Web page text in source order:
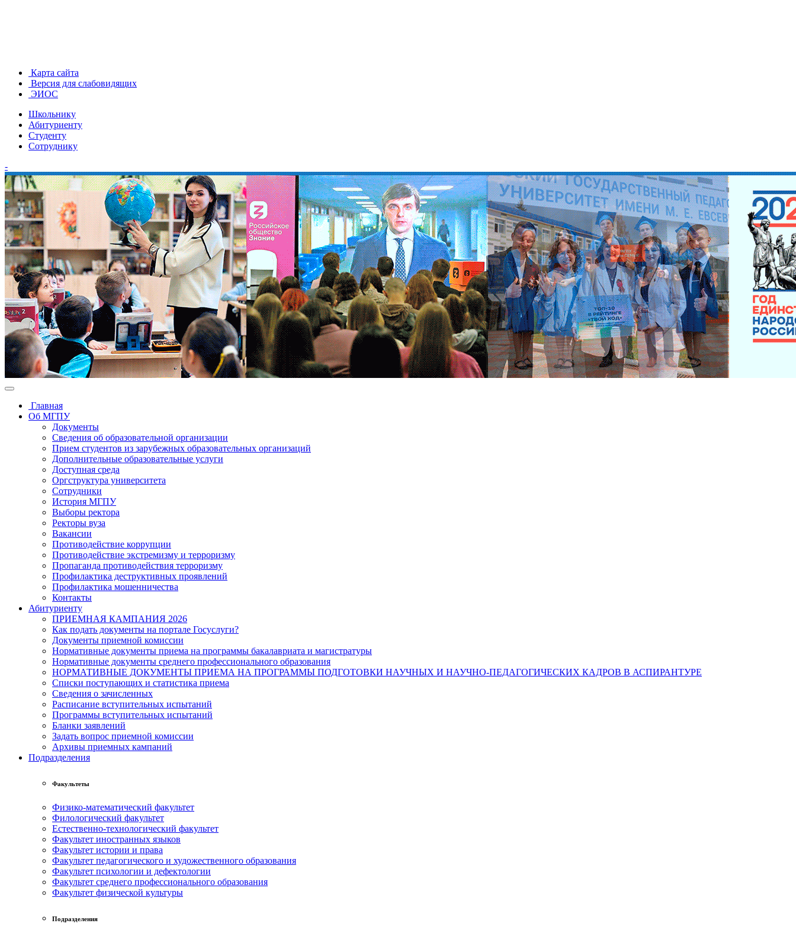
Карта сайта
Версия для слабовидящих
ЭИОС
Школьнику
Абитуриенту
Студенту
Сотруднику
-
Главная
Об МГПУ
Документы
Сведения об образовательной организации
Прием студентов из зарубежных образовательных организаций
Дополнительные образовательные услуги
Доступная среда
Оргструктура университета
Сотрудники
История МГПУ
Выборы ректора
Ректоры вуза
Вакансии
Противодействие коррупции
Противодействие экстремизму и терроризму
Пропаганда противодействия терроризму
Профилактика деструктивных проявлений
Профилактика мошенничества
Контакты
Абитуриенту
ПРИЕМНАЯ КАМПАНИЯ 2026
Как подать документы на портале Госуслуги?
Документы приемной комиссии
Нормативные документы приема на программы бакалавриата и магистратуры
Нормативные документы среднего профессионального образования
НОРМАТИВНЫЕ ДОКУМЕНТЫ ПРИЕМА НА ПРОГРАММЫ ПОДГОТОВКИ НАУЧНЫХ И НАУЧНО-ПЕДАГОГИЧЕСКИХ КАДРОВ В АСПИРАНТУРЕ
Списки поступающих и статистика приема
Сведения о зачисленных
Расписание вступительных испытаний
Программы вступительных испытаний
Бланки заявлений
Задать вопрос приемной комиссии
Архивы приемных кампаний
Подразделения
Факультеты
Физико-математический факультет
Филологический факультет
Естественно-технологический факультет
Факультет иностранных языков
Факультет истории и права
Факультет педагогического и художественного образования
Факультет психологии и дефектологии
Факультет среднего профессионального образования
Факультет физической культуры
Подразделения